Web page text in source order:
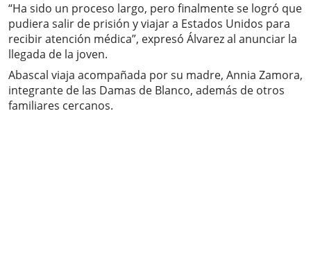
“Ha sido un proceso largo, pero finalmente se logró que
pudiera salir de prisión y viajar a Estados Unidos para
recibir atención médica”, expresó Álvarez al anunciar la
llegada de la joven.
Abascal viaja acompañada por su madre, Annia Zamora,
integrante de las Damas de Blanco, además de otros
familiares cercanos.